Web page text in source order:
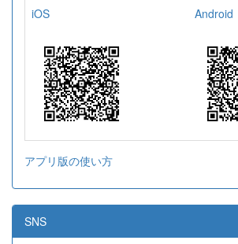
iOS Android
アプリ版の使い方
SNS